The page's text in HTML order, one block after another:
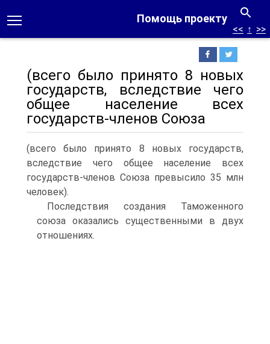
Помощь проекту
<< ↑ >>
(всего было принято 8 новых
государств, вследствие чего
общее население всех
государств-членов Союза
(всего было принято 8 новых государств,
вследствие чего общее население всех
государств-членов Союза превысило 35 млн
человек).
Последствия создания Таможенного
союза оказались существенными в двух
отношениях.